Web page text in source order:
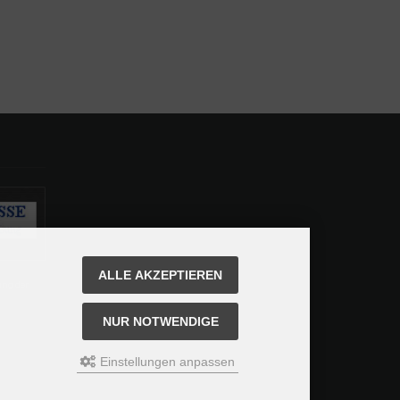
ALLE AKZEPTIEREN
NUR NOTWENDIGE
Einstellungen anpassen